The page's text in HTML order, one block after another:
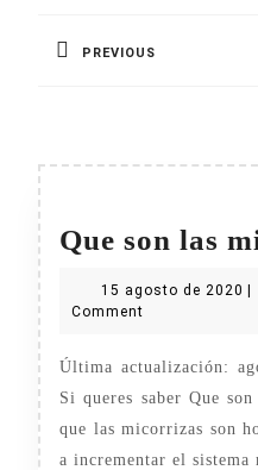
entradas
PREVIOUS
Que son las
15 agosto de 2020 15
|
Comment
Última actualización:
Si queres saber Que
que las micorrizas son
a incrementar el sistema